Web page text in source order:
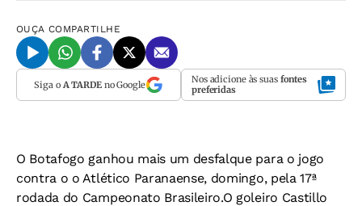
OUÇA COMPARTILHE
Siga o A TARDEno Google Nos adicione às suas fontes
preferidas
O Botafogo ganhou mais um desfalque para o jogo
contra o o Atlético Paranaense, domingo, pela 17ª
rodada do Campeonato Brasileiro.O goleiro Castillo